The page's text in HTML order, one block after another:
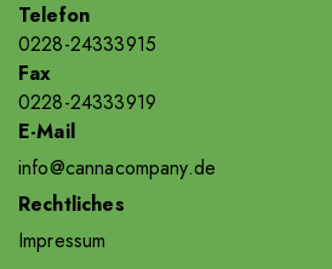
Telefon
0228-24333915
Fax
0228-24333919
E-Mail
info@cannacompany.de
Rechtliches
Impressum